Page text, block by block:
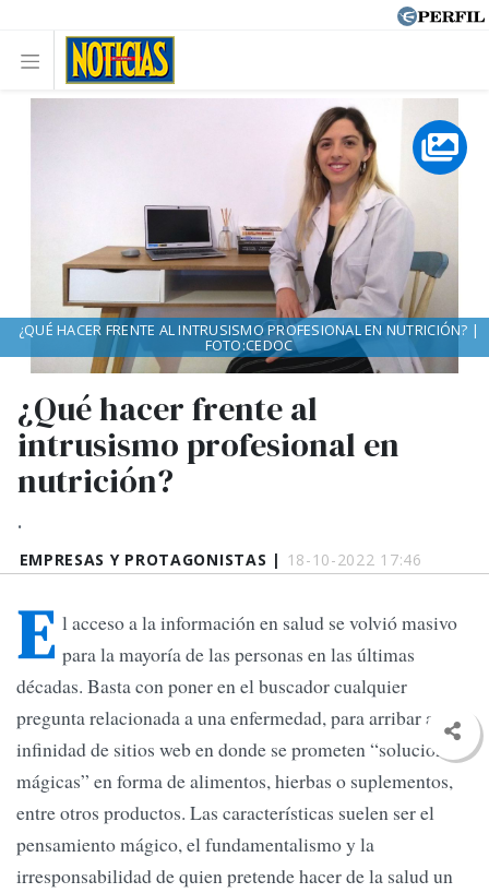
EMPRESAS Y PROTAGONISTAS | 18-10-2022 17:46
¿Qué hacer frente al
intrusismo profesional en
nutrición?
.
¿QUÉ HACER FRENTE AL INTRUSISMO PROFESIONAL EN NUTRICIÓN? |
FOTO:CEDOC
E l acceso a la información en salud se volvió masivo
para la mayoría de las personas en las últimas
décadas. Basta con poner en el buscador cualquier
pregunta relacionada a una enfermedad, para arribar a
infinidad de sitios web en donde se prometen “soluciones
mágicas” en forma de alimentos, hierbas o suplementos,
entre otros productos. Las características suelen ser el
pensamiento mágico, el fundamentalismo y la
irresponsabilidad de quien pretende hacer de la salud un